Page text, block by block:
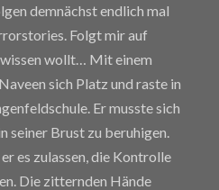
demnächst endlich mal
Folgt mir auf
wollt… Mit einem
sich Platz und raste in
Er musste sich
seiner Brust zu beruhigen.
es zulassen, die Kontrolle
Die zitternden Hände